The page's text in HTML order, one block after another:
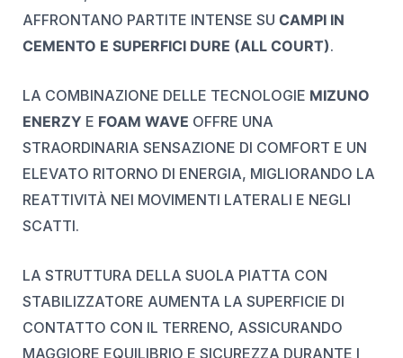
AFFRONTANO PARTITE INTENSE SU CAMPI IN
CEMENTO E SUPERFICI DURE (ALL COURT).
LA COMBINAZIONE DELLE TECNOLOGIE MIZUNO
ENERZY E FOAM WAVE OFFRE UNA
STRAORDINARIA SENSAZIONE DI COMFORT E UN
ELEVATO RITORNO DI ENERGIA, MIGLIORANDO LA
REATTIVITÀ NEI MOVIMENTI LATERALI E NEGLI
SCATTI.
LA STRUTTURA DELLA SUOLA PIATTA CON
STABILIZZATORE AUMENTA LA SUPERFICIE DI
CONTATTO CON IL TERRENO, ASSICURANDO
MAGGIORE EQUILIBRIO E SICUREZZA DURANTE I